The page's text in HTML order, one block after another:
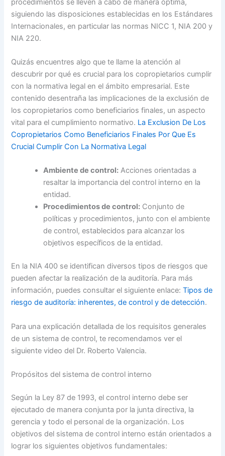
procedimientos se lleven a cabo de manera óptima,
siguiendo las disposiciones establecidas en los Estándares
Internacionales, en particular las normas NICC 1, NIA 200 y
NIA 220.
Quizás encuentres algo que te llame la atención al
descubrir por qué es crucial para los copropietarios cumplir
con la normativa legal en el ámbito empresarial. Este
contenido desentraña las implicaciones de la exclusión de
los copropietarios como beneficiarios finales, un aspecto
vital para el cumplimiento normativo. La Exclusion De Los
Copropietarios Como Beneficiarios Finales Por Que Es
Crucial Cumplir Con La Normativa Legal
Ambiente de control: Acciones orientadas a
resaltar la importancia del control interno en la
entidad.
Procedimientos de control: Conjunto de
políticas y procedimientos, junto con el ambiente
de control, establecidos para alcanzar los
objetivos específicos de la entidad.
En la NIA 400 se identifican diversos tipos de riesgos que
pueden afectar la realización de la auditoría. Para más
información, puedes consultar el siguiente enlace:Tipos de
riesgo de auditoría: inherentes, de control y de detección.
Para una explicación detallada de los requisitos generales
de un sistema de control, te recomendamos ver el
siguiente video del Dr. Roberto Valencia.
Propósitos del sistema de control interno
Según la Ley 87 de 1993, el control interno debe ser
ejecutado de manera conjunta por la junta directiva, la
gerencia y todo el personal de la organización. Los
objetivos del sistema de control interno están orientados a
lograr los siguientes objetivos fundamentales: